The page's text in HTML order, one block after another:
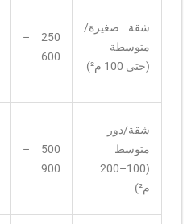
شقة صغيرة/
متوسطة
(حتى 100 م²)
250 –
600
شقة/دور
متوسط
(100–200
م²)
500 –
900